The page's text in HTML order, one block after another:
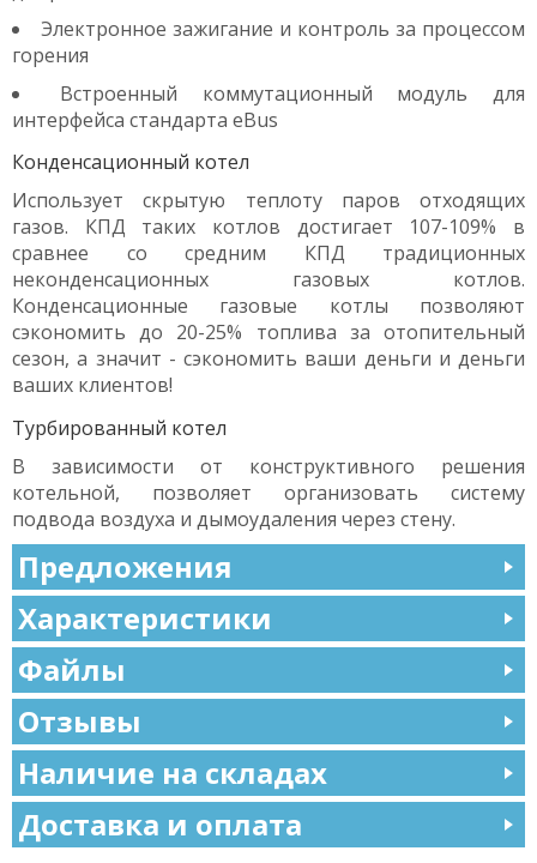
Электронное зажигание и контроль за процессом
горения
Встроенный коммутационный модуль для
интерфейса стандарта eBus
Конденсационный котел
Использует скрытую теплоту паров отходящих
газов. КПД таких котлов достигает 107-109% в
сравнее со средним КПД традиционных
неконденсационных газовых котлов.
Конденсационные газовые котлы позволяют
сэкономить до 20-25% топлива за отопительный
сезон, а значит - сэкономить ваши деньги и деньги
ваших клиентов!
Турбированный котел
В зависимости от конструктивного решения
котельной, позволяет организовать систему
подвода воздуха и дымоудаления через стену.
Предложения
Характеристики
Файлы
Отзывы
Наличие на складах
Доставка и оплата